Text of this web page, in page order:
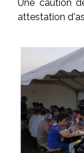
Une caution
attestation